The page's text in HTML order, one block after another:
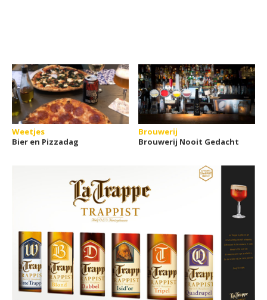
Weetjes
Bier en Pizzadag
Brouwerij
Brouwerij Nooit Gedacht